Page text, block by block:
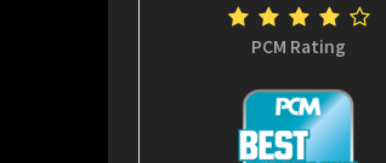
PCM Rating